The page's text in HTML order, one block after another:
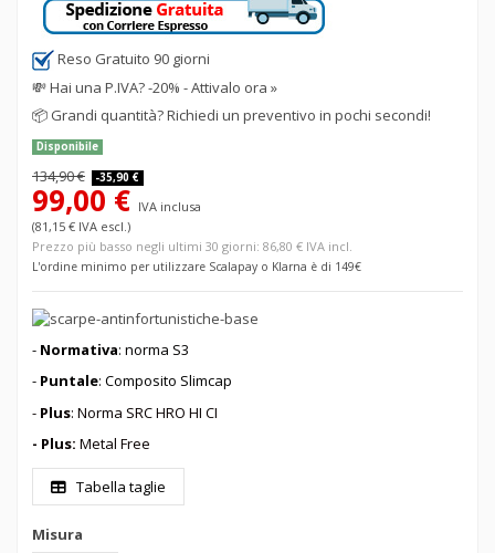
Reso Gratuito 90 giorni
💸Hai una P.IVA? -20% - Attivalo ora »
📦 Grandi quantità? Richiedi un preventivo in pochi secondi!
Disponibile
134,90 € -35,90 €
99,00 € IVA inclusa
(81,15 € IVA escl.)
Prezzo più basso negli ultimi 30 giorni: 86,80 € IVA incl.
L'ordine minimo per utilizzare Scalapay o Klarna è di 149€
- Normativa: norma S3
- Puntale: Composito Slimcap
- Plus: Norma SRC HRO HI CI
- Plus: Metal Free
Tabella taglie
Misura